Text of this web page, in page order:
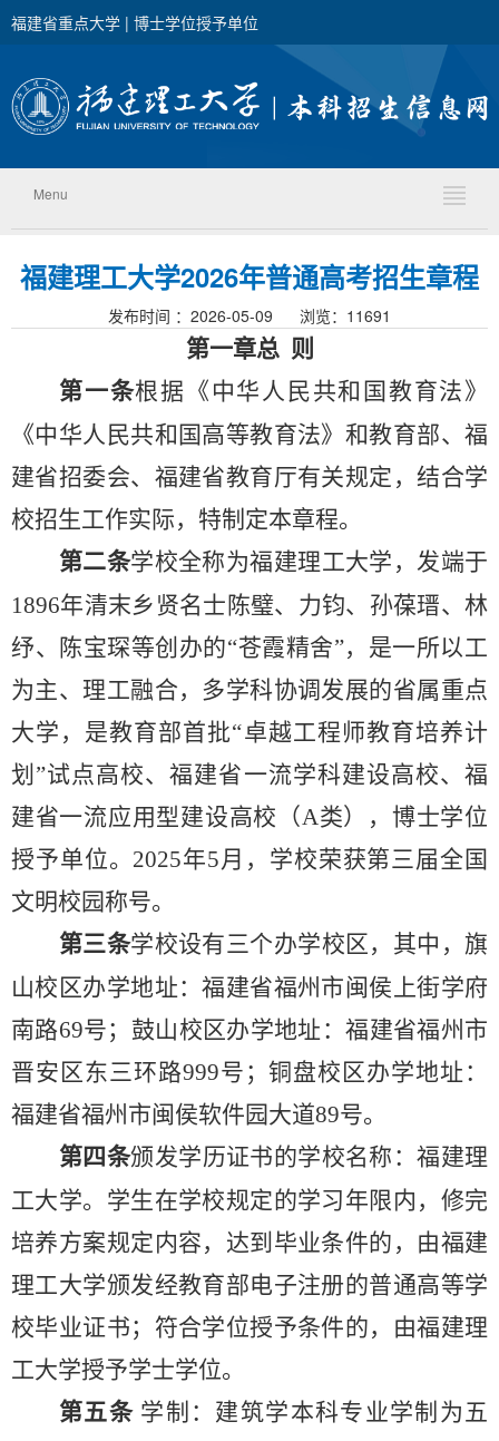
福建省重点大学 | 博士学位授予单位
Menu
福建理工大学2026年普通高考招生章程
发布时间 ：2026-05-09 浏览： 11691
第一章总 则
第一条根据《中华人民共和国教育法》
《中华人民共和国高等教育法》和教育部、福
建省招委会、福建省教育厅有关规定，结合学
校招生工作实际，特制定本章程。
第二条学校全称为福建理工大学，发端于
1896年清末乡贤名士陈璧、 力钧、孙葆瑨、林
纾、陈宝琛等创办的“苍霞精舍”，是一所以工
为主、理工融合，多学科协调发展的省属重点
大学，是教育部首批“卓越工程师教育培养计
划”试点高校、福建省一流学科建设高校、福
建省一流应用型建设高校（A类），博士学位
授予单位。2025年5月，学校荣获第三届全国
文明校园称号。
第三条学校设有三个办学校区， 其中，旗
山校区办学地址：福建省福州市闽侯上街学府
南路69号； 鼓山校区办学地址：福建省福州市
晋安区东三环路999号 ； 铜盘校区办学地址：
福建省福州市闽侯软件园大道89号。
第四条颁发学历证书的学校名称：福建理
工大学。学生在学校规定的学习年限内，修完
培养方案规定内容，达到毕业条件的 ，由福建
理工大学颁发经教育部电子注册的普通高等学
校毕业证书；符合学位授予条件的，由福建理
工大学授予学士学位。
第五条 学制：建筑学本科专业学制 为 五